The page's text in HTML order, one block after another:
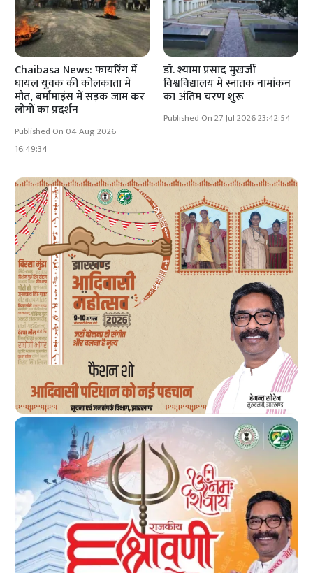
Chaibasa News: फायरिंग में
घायल युवक की कोलकाता में
मौत, बर्मामाइंस में सड़क जाम कर
लोगों का प्रदर्शन
Published On 04 Aug 2026
16:49:34
डॉ. श्यामा प्रसाद मुखर्जी
विश्वविद्यालय में स्नातक नामांकन
का अंतिम चरण शुरू
Published On 27 Jul 2026 23:42:54